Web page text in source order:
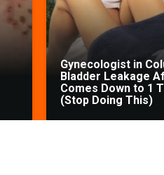
Gynecologist in
Bladder Leakage
Comes Down to 1
(Stop Doing This)